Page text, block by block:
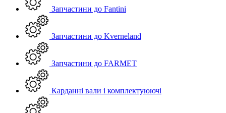
Запчастини до Fantini
Запчастини до Kverneland
Запчастини до FARMET
Карданні вали і комплектуюючі